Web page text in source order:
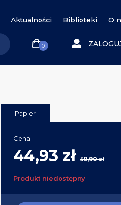
Aktualności Biblioteki O
0
Papier
Cena:
44,93 zł59,90 zł
Produkt niedostępny